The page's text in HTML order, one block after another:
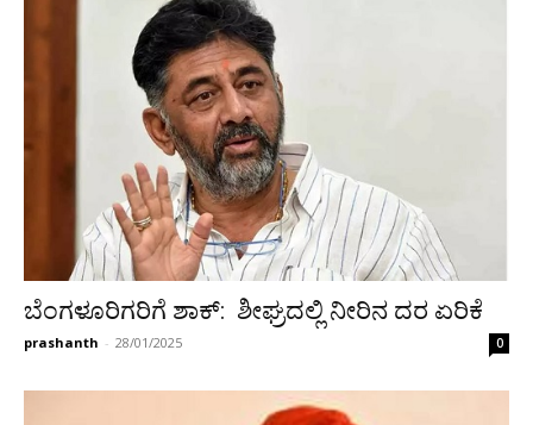
ಬೆಂಗಳೂರಿಗರಿಗೆ ಶಾಕ್: ಶೀಘ್ರದಲ್ಲಿ ನೀರಿನ ದರ ಏರಿಕೆ
prashanth - 28/01/2025 0